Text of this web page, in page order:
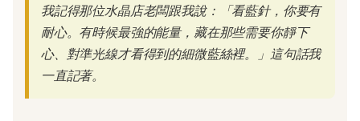
我記得那位水晶店老闆跟我說：「看藍針，你要有
耐心。有時候最強的能量，藏在那些需要你靜下
心、對準光線才看得到的細微藍絲裡。」這句話我
一直記著。